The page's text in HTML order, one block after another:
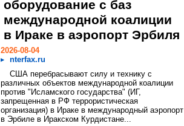
оборудование с баз
международной коалиции
в Ираке в аэропорт Эрбиля
2026-08-04
nterfax.ru
США перебрасывают силу и технику с
различных объектов международной коалиции
против "Исламского государства" (ИГ,
запрещенная в РФ террористическая
организация) в Ираке в международный аэропорт
в Эрбиле в Иракском Курдистане...